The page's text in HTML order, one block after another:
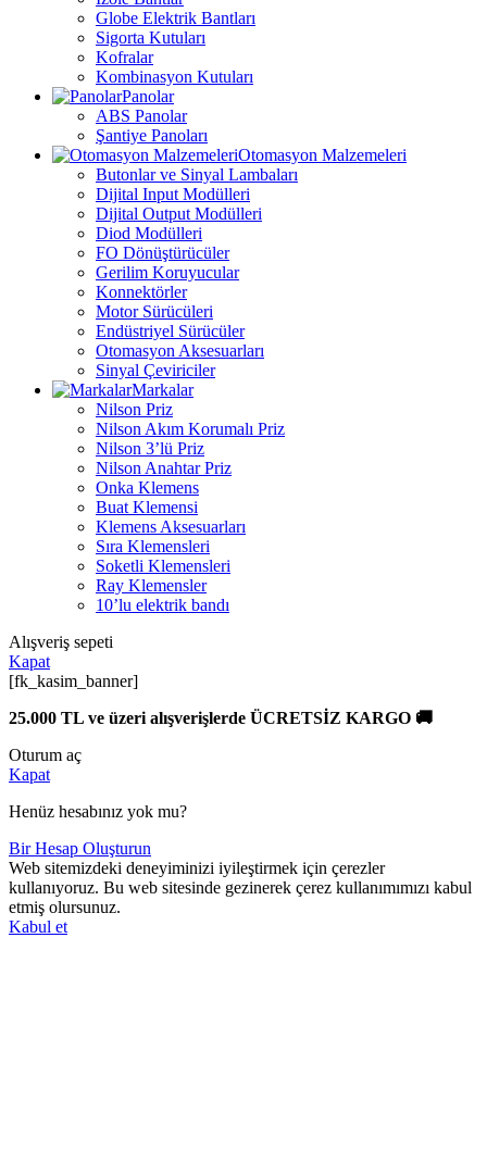
Globe Elektrik Bantları
Sigorta Kutuları
Kofralar
Kombinasyon Kutuları
Panolar
ABS Panolar
Şantiye Panoları
Otomasyon Malzemeleri
Butonlar ve Sinyal Lambaları
Dijital Input Modülleri
Dijital Output Modülleri
Diod Modülleri
FO Dönüştürücüler
Gerilim Koruyucular
Konnektörler
Motor Sürücüleri
Endüstriyel Sürücüler
Otomasyon Aksesuarları
Sinyal Çeviriciler
Markalar
Nilson Priz
Nilson Akım Korumalı Priz
Nilson 3’lü Priz
Nilson Anahtar Priz
Onka Klemens
Buat Klemensi
Klemens Aksesuarları
Sıra Klemensleri
Soketli Klemensleri
Ray Klemensler
10’lu elektrik bandı
Alışveriş sepeti
Kapat
[fk_kasim_banner]
25.000 TL ve üzeri alışverişlerde ÜCRETSİZ KARGO 🚚
Oturum aç
Kapat
Henüz hesabınız yok mu?
Bir Hesap Oluşturun
Web sitemizdeki deneyiminizi iyileştirmek için çerezler
kullanıyoruz. Bu web sitesinde gezinerek çerez kullanımımızı kabul
etmiş olursunuz.
Kabul et